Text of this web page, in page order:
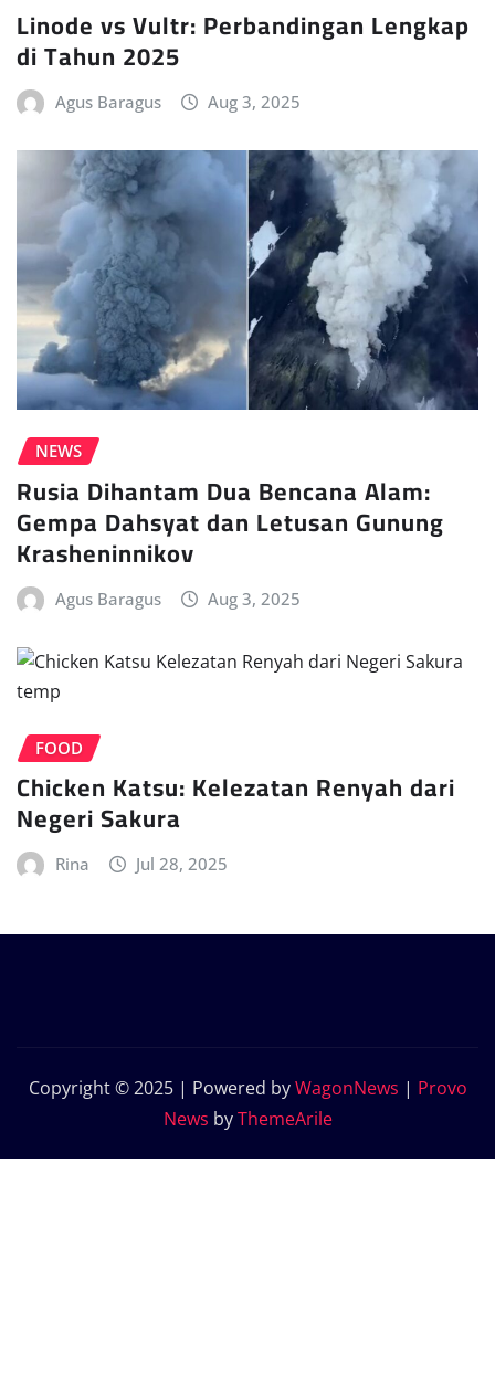
Linode vs Vultr: Perbandingan Lengkap
di Tahun 2025
Agus Baragus Aug 3, 2025
NEWS
Rusia Dihantam Dua Bencana Alam:
Gempa Dahsyat dan Letusan Gunung
Krasheninnikov
Agus Baragus Aug 3, 2025
FOOD
Chicken Katsu: Kelezatan Renyah dari
Negeri Sakura
Rina Jul 28, 2025
Copyright © 2025 | Powered byWagonNews | Provo
News byThemeArile